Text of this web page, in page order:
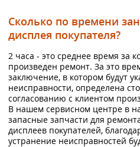
Сколько по времени
дисплея покупателя?
2 часа - это среднее время за
произведен ремонт. За это
заключение, в котором будут
неисправности, определена
согласованию с клиентом
В нашем сервисном центре в
запасные запчасти для
дисплеев покупателей,
устранение неисправностей